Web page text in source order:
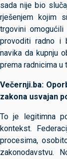
sada nije bio
rješenjem kojim
trgovini
provoditi radno i
navika da kupnju
prema radnicima u
Večernji.ba:
zakona usvajan
To je legitimna
kontekst.
procesima,
zakonodavstvu.